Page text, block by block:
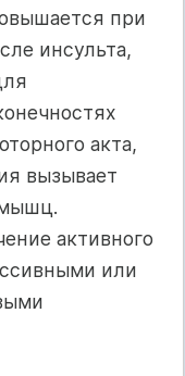
при
инсульта,
акта,
вызывает
активного
или